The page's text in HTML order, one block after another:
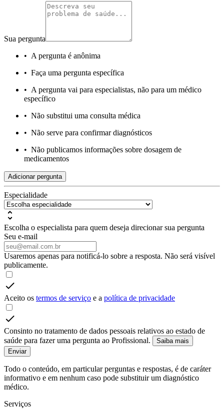
Sua pergunta
• A pergunta é anônima
• Faça uma pergunta específica
• A pergunta vai para especialistas, não para um médico
específico
• Não substitui uma consulta médica
• Não serve para confirmar diagnósticos
• Não publicamos informações sobre dosagem de
medicamentos
Adicionar pergunta
Especialidade
Escolha o especialista para quem deseja direcionar sua pergunta
Seu e-mail
Usaremos apenas para notificá-lo sobre a resposta. Não será visível
publicamente.
Aceito os termos de serviço e a política de privacidade
Consinto no tratamento de dados pessoais relativos ao estado de
saúde para fazer uma pergunta ao Profissional.
Saiba mais
Enviar
Todo o conteúdo, em particular perguntas e respostas, é de caráter
informativo e em nenhum caso pode substituir um diagnóstico
médico.
Serviços